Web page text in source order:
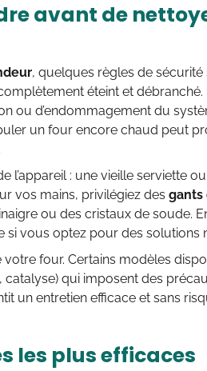
avant de
, quelques règles de sécurité
éteint et
ou d’endommagement du
un four encore chaud peut
l’appareil : une vieille serviette
vos mains, privilégiez des gants
ou des cristaux de soude.
si vous optez pour des solutions
four. Certains modèles
catalyse) qui imposent des
un entretien efficace et sans
les plus efficaces